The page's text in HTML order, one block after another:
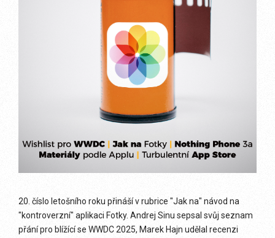
20. číslo letošního roku přináší v rubrice "Jak na" návod na
"kontroverzní" aplikaci Fotky. Andrej Sinu sepsal svůj seznam
přání pro blížící se WWDC 2025, Marek Hajn udělal recenzi